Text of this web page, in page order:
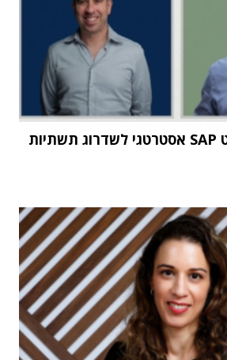
וואן הובילה פרויקט SAP אסטרטגי לשדרוג תשתיות